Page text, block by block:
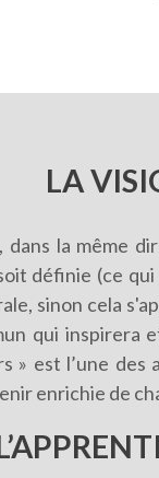
LA
la même
définie (ce
sinon cela
qui inspirera
» est l’une
enrichie de